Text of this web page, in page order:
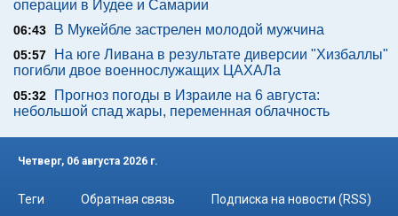
операции в Иудее и Самарии
06:43 В Мукейбле застрелен молодой мужчина
05:57
На юге Ливана в результате диверсии "Хизбаллы"
погибли двое военнослужащих ЦАХАЛа
05:32
Прогноз погоды в Израиле на 6 августа:
небольшой спад жары, переменная облачность
Четверг, 06 августа 2026 г.
Теги Обратная связь
Подписка на новости (RSS)